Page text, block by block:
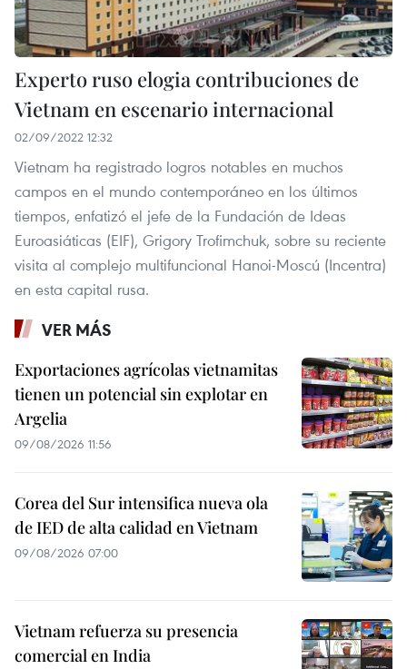
Experto ruso elogia contribuciones de
Vietnam en escenario internacional
02/09/2022 12:32
Vietnam ha registrado logros notables en muchos
campos en el mundo contemporáneo en los últimos
tiempos, enfatizó el jefe de la Fundación de Ideas
Euroasiáticas (EIF), Grigory Trofimchuk, sobre su reciente
visita al complejo multifuncional Hanoi-Moscú (Incentra)
en esta capital rusa.
VER MÁS
Exportaciones agrícolas vietnamitas
tienen un potencial sin explotar en
Argelia
09/08/2026 11:56
Corea del Sur intensifica nueva ola
de IED de alta calidad en Vietnam
09/08/2026 07:00
Vietnam refuerza su presencia
comercial en India